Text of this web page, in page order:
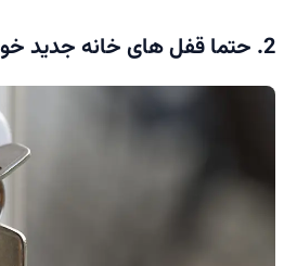
2. حتما قفل های خانه جدید خود را عوض کنید.